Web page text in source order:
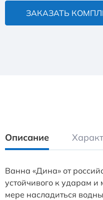
ЗАКАЗАТЬ
Описание
Ванна «Дина» от
устойчивого к ударам
мере насладиться